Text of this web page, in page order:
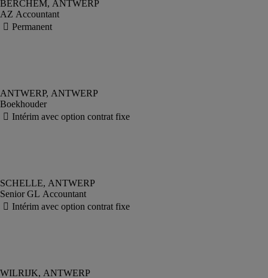
AZ Accountant
Boekhouder
Senior GL Accountant